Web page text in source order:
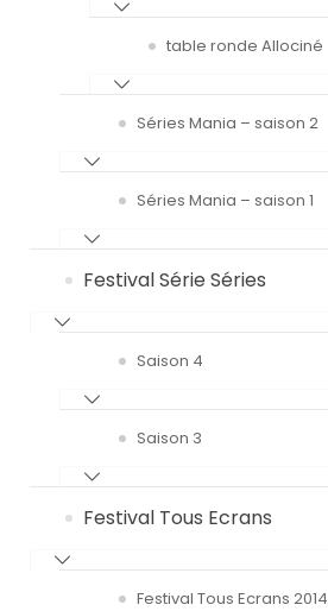
table ronde Allociné
Séries Mania – saison 2
Séries Mania – saison 1
Festival Série Séries
Saison 4
Saison 3
Festival Tous Ecrans
Festival Tous Ecrans 2014